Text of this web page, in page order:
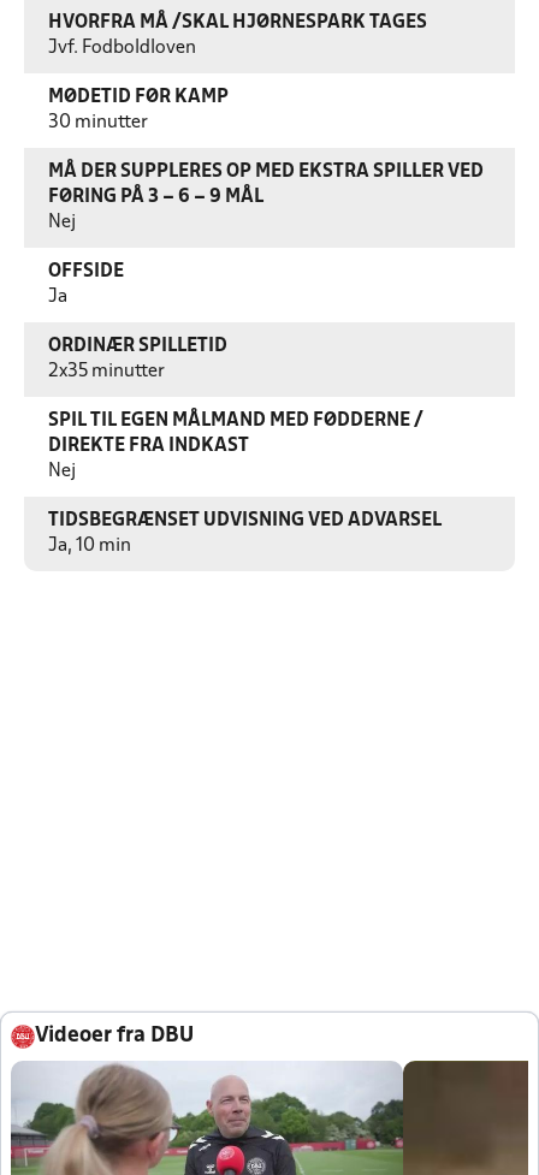
HVORFRA MÅ /SKAL HJØRNESPARK TAGES
Jvf. Fodboldloven
MØDETID FØR KAMP
30 minutter
MÅ DER SUPPLERES OP MED EKSTRA SPILLER VED
FØRING PÅ 3 – 6 – 9 MÅL
Nej
OFFSIDE
Ja
ORDINÆR SPILLETID
2x35 minutter
SPIL TIL EGEN MÅLMAND MED FØDDERNE /
DIREKTE FRA INDKAST
Nej
TIDSBEGRÆNSET UDVISNING VED ADVARSEL
Ja, 10 min
Videoer fra DBU